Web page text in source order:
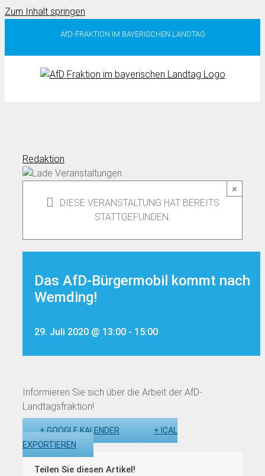
Zum Inhalt springen
AfD-FRAKTION IM BAYERISCHEN LANDTAG
Redaktion
×
DIESE VERANSTALTUNG HAT BEREITS
STATTGEFUNDEN.
Das AfD-Bürgermobil kommt nach
Wemding!
29. Juli 2020 @ 13:00 - 15:00
Informieren Sie sich über die Arbeit der AfD-
Landtagsfraktion!
+ GOOGLE KALENDER
+ ICAL
EXPORTIEREN
Teilen Sie diesen Artikel!